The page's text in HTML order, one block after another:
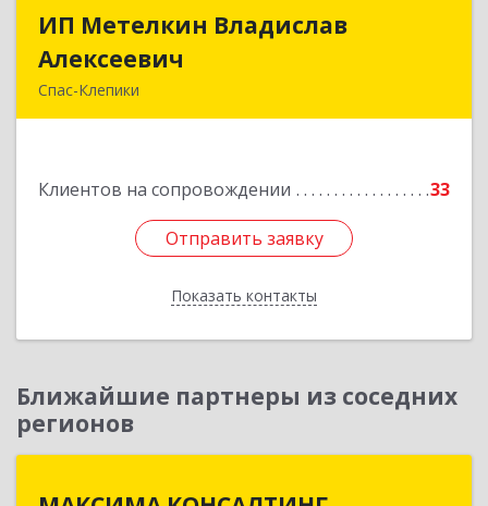
ИП Метелкин Владислав
Алексеевич
Спас-Клепики
Клиентов на сопровождении 33
Отправить заявку
Показать контакты
ИП Метелкин Владислав
Подробнее
Отправить заявку
Назад
Ближайшие партнеры из соседних
регионов